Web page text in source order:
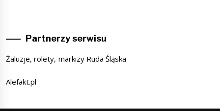
Partnerzy serwisu
Żaluzje, rolety, markizy Ruda Śląska
Alefakt.pl